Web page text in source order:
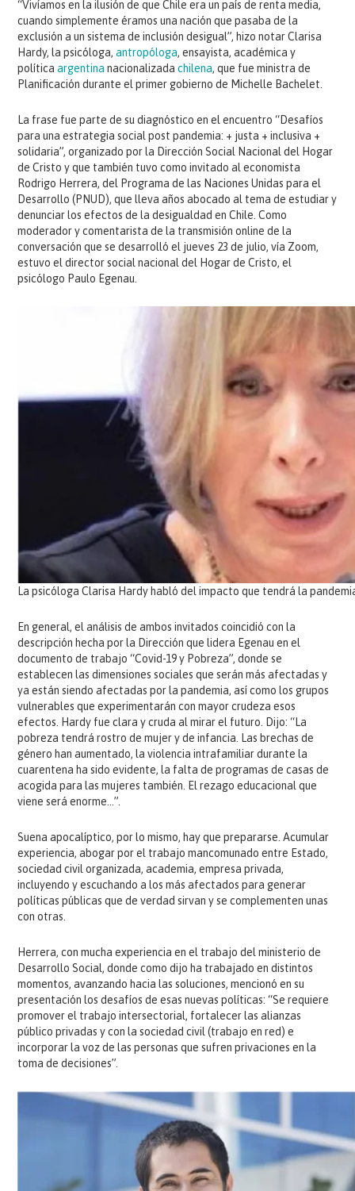
“Vivíamos en la ilusión de que Chile era un país de renta media,
cuando simplemente éramos una nación que pasaba de la
exclusión a un sistema de inclusión desigual”, hizo notar Clarisa
Hardy, la psicóloga,antropóloga, ensayista, académica y
políticaargentina nacionalizadachilena, que fue ministra de
Planificación durante el primer gobierno de Michelle Bachelet.
La frase fue parte de su diagnóstico en el encuentro “Desafíos
para una estrategia social post pandemia: + justa + inclusiva +
solidaria”, organizado por la Dirección Social Nacional del Hogar
de Cristo y que también tuvo como invitado al economista
Rodrigo Herrera, del Programa de las Naciones Unidas para el
Desarrollo (PNUD), que lleva años abocado al tema de estudiar y
denunciar los efectos de la desigualdad en Chile. Como
moderador y comentarista de la transmisión online de la
conversación que se desarrolló el jueves 23 de julio, vía Zoom,
estuvo el director social nacional del Hogar de Cristo, el
psicólogo Paulo Egenau.
La psicóloga Clarisa Hardy habló del impacto que tendrá la
En general, el análisis de ambos invitados coincidió con la
descripción hecha por la Dirección que lidera Egenau en el
documento de trabajo “Covid-19 y Pobreza”, donde se
establecen las dimensiones sociales que serán más afectadas y
ya están siendo afectadas por la pandemia, así como los grupos
vulnerables que experimentarán con mayor crudeza esos
efectos. Hardy fue clara y cruda al mirar el futuro. Dijo: “La
pobreza tendrá rostro de mujer y de infancia. Las brechas de
género han aumentado, la violencia intrafamiliar durante la
cuarentena ha sido evidente, la falta de programas de casas de
acogida para las mujeres también. El rezago educacional que
viene será enorme…”.
Suena apocalíptico, por lo mismo, hay que prepararse. Acumular
experiencia, abogar por el trabajo mancomunado entre Estado,
sociedad civil organizada, academia, empresa privada,
incluyendo y escuchando a los más afectados para generar
políticas públicas que de verdad sirvan y se complementen unas
con otras.
Herrera, con mucha experiencia en el trabajo del ministerio de
Desarrollo Social, donde como dijo ha trabajado en distintos
momentos, avanzando hacia las soluciones, mencionó en su
presentación los desafíos de esas nuevas políticas: “Se requiere
promover el trabajo intersectorial, fortalecer las alianzas
público privadas y con la sociedad civil (trabajo en red) e
incorporar la voz de las personas que sufren privaciones en la
toma de decisiones”.